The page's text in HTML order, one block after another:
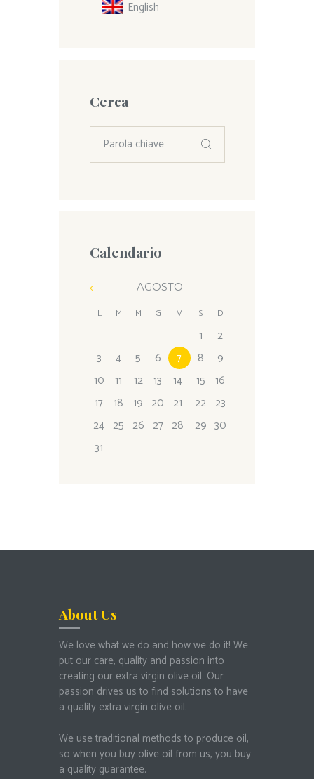
English
Cerca
Calendario
AGOSTO
L M M G V S D
1
2
3
4 5 6 7 8
9
10
11 12 13 14 15
16
17
18 19 20 21 22 23
24 25 26 27 28 29 30
31
About Us
We love what we do and how we do it! We
put our care, quality and passion into
creating our extra virgin olive oil. Our
passion drives us to find solutions to have
a quality extra virgin olive oil.
We use traditional methods to produce oil,
so when you buy olive oil from us, you buy
a quality guarantee.